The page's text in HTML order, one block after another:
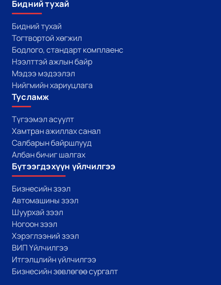
Бидний тухай
Бидний тухай
Тогтвортой хөгжил
Бодлого, стандарт комплаенс
Нээлттэй ажлын байр
Мэдээ мэдээлэл
Нийгмийн хариуцлага
Тусламж
Түгээмэл асуулт
Хамтран ажиллах санал
Салбарын байршлууд
Албан бичиг шалгах
Бүтээгдэхүүн үйлчилгээ
Бизнесийн зээл
Автомашины зээл
Шуурхай зээл
Ногоон зээл
Хэрэглээний зээл
ВИП Үйлчилгээ
Итгэлцлийн үйлчилгээ
Бизнесийн зөвлөгөө сургалт